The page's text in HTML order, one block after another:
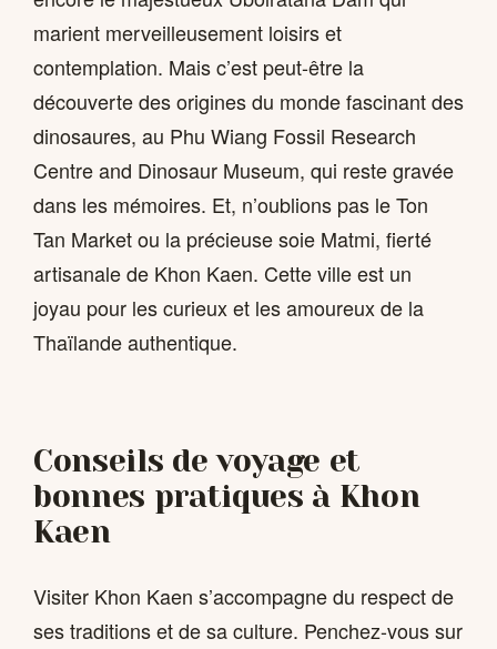
marient merveilleusement loisirs et
contemplation. Mais c’est peut-être la
découverte des origines du monde fascinant des
dinosaures, au Phu Wiang Fossil Research
Centre and Dinosaur Museum, qui reste gravée
dans les mémoires. Et, n’oublions pas le Ton
Tan Market ou la précieuse soie Matmi, fierté
artisanale de Khon Kaen. Cette ville est un
joyau pour les curieux et les amoureux de la
Thaïlande authentique.
Conseils de voyage et
bonnes pratiques à Khon
Kaen
Visiter Khon Kaen s’accompagne du respect de
ses traditions et de sa culture. Penchez-vous sur